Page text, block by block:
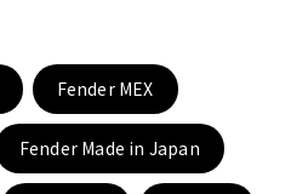
楽器アクセサリ
ヴィンテージ
Fender MEX
Fender Made in Japan